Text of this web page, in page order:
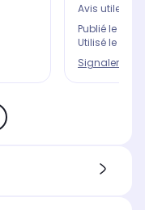
Avis utile ?
Publié le
Utilisé le
Signaler un